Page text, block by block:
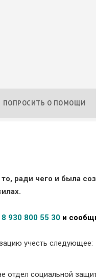
ПОПРОСИТЬ О ПОМОЩИ
ради чего и была
8 930 800 55 30 и
учесть следующее:
отдел социальной